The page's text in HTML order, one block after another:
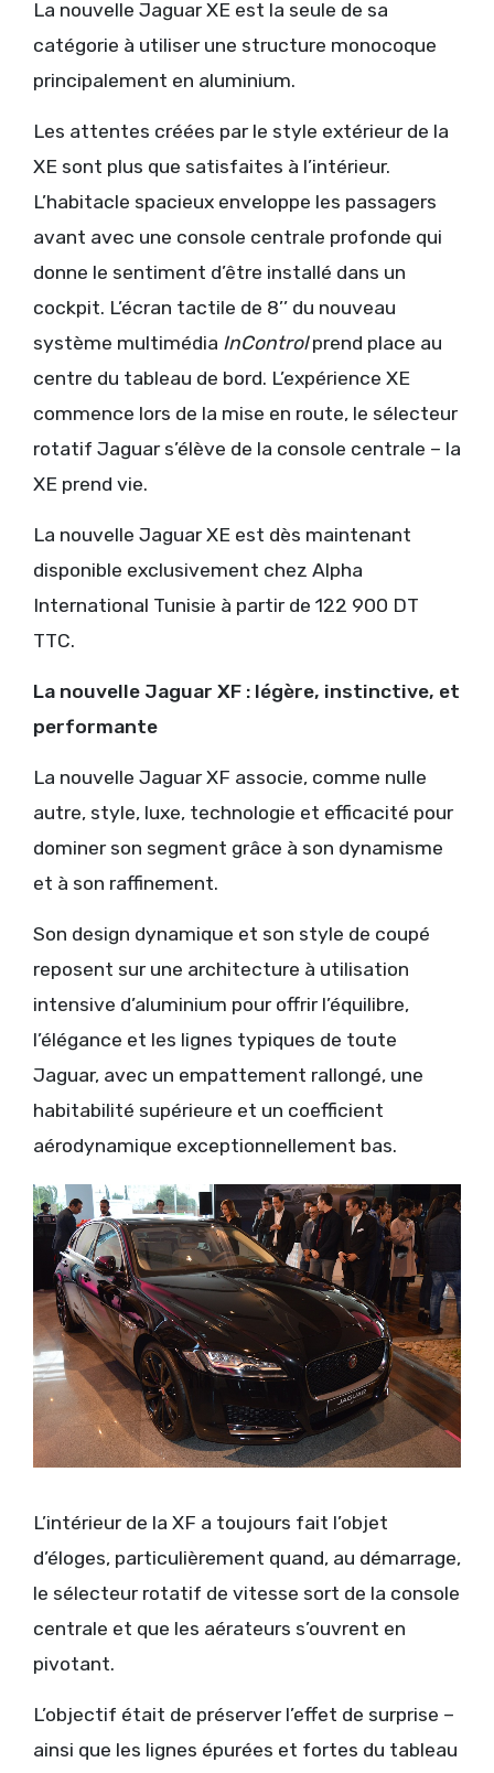
La nouvelle Jaguar XE est la seule de sa
catégorie à utiliser une structure monocoque
principalement en aluminium.
Les attentes créées par le style extérieur de la
XE sont plus que satisfaites à l’intérieur.
L’habitacle spacieux enveloppe les passagers
avant avec une console centrale profonde qui
donne le sentiment d’être installé dans un
cockpit. L’écran tactile de 8’’ du nouveau
système multimédia InControlprend place au
centre du tableau de bord. L’expérience XE
commence lors de la mise en route, le sélecteur
rotatif Jaguar s’élève de la console centrale – la
XE prend vie.
La nouvelle Jaguar XE est dès maintenant
disponible exclusivement chez Alpha
International Tunisie à partir de 122 900 DT
TTC.
La nouvelle Jaguar XF : légère, instinctive, et
performante
La nouvelle Jaguar XF associe, comme nulle
autre, style, luxe, technologie et efficacité pour
dominer son segment grâce à son dynamisme
et à son raffinement.
Son design dynamique et son style de coupé
reposent sur une architecture à utilisation
intensive d’aluminium pour offrir l’équilibre,
l’élégance et les lignes typiques de toute
Jaguar, avec un empattement rallongé, une
habitabilité supérieure et un coefficient
aérodynamique exceptionnellement bas.
L’intérieur de la XF a toujours fait l’objet
d’éloges, particulièrement quand, au démarrage,
le sélecteur rotatif de vitesse sort de la console
centrale et que les aérateurs s’ouvrent en
pivotant.
L’objectif était de préserver l’effet de surprise –
ainsi que les lignes épurées et fortes du tableau